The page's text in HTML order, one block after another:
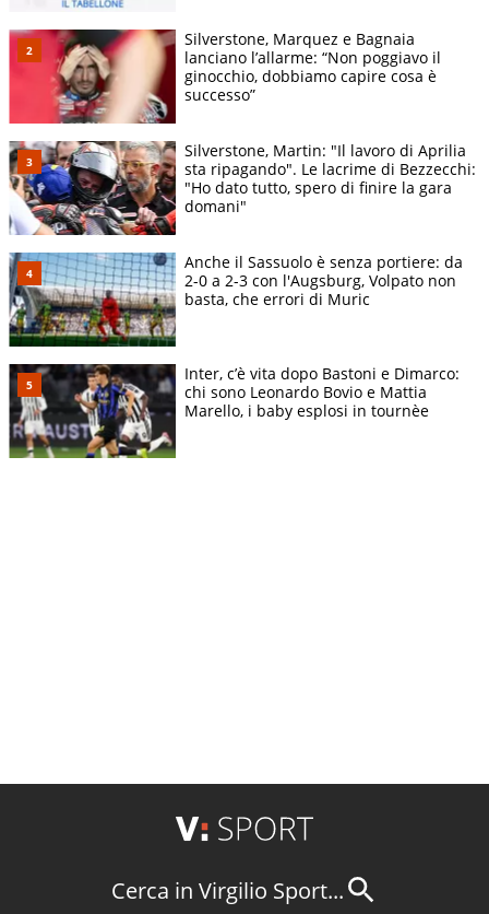
Silverstone, Marquez e Bagnaia
lanciano l’allarme: “Non poggiavo il
ginocchio, dobbiamo capire cosa è
successo”
Silverstone, Martin: "Il lavoro di Aprilia
sta ripagando". Le lacrime di Bezzecchi:
"Ho dato tutto, spero di finire la gara
domani"
Anche il Sassuolo è senza portiere: da
2-0 a 2-3 con l'Augsburg, Volpato non
basta, che errori di Muric
Inter, c’è vita dopo Bastoni e Dimarco:
chi sono Leonardo Bovio e Mattia
Marello, i baby esplosi in tournèe
Cerca in Virgilio Sport...